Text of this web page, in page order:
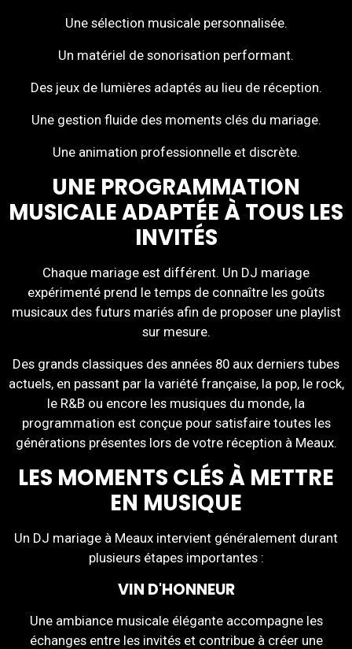
Une sélection musicale personnalisée.
Un matériel de sonorisation performant.
Des jeux de lumières adaptés au lieu de réception.
Une gestion fluide des moments clés du mariage.
Une animation professionnelle et discrète.
UNE PROGRAMMATION
MUSICALE ADAPTÉE À TOUS LES
INVITÉS
Chaque mariage est différent. Un DJ mariage
expérimenté prend le temps de connaître les goûts
musicaux des futurs mariés afin de proposer une playlist
sur mesure.
Des grands classiques des années 80 aux derniers tubes
actuels, en passant par la variété française, la pop, le rock,
le R&B ou encore les musiques du monde, la
programmation est conçue pour satisfaire toutes les
générations présentes lors de votre réception à Meaux.
LES MOMENTS CLÉS À METTRE
EN MUSIQUE
Un DJ mariage à Meaux intervient généralement durant
plusieurs étapes importantes :
VIN D'HONNEUR
Une ambiance musicale élégante accompagne les
échanges entre les invités et contribue à créer une